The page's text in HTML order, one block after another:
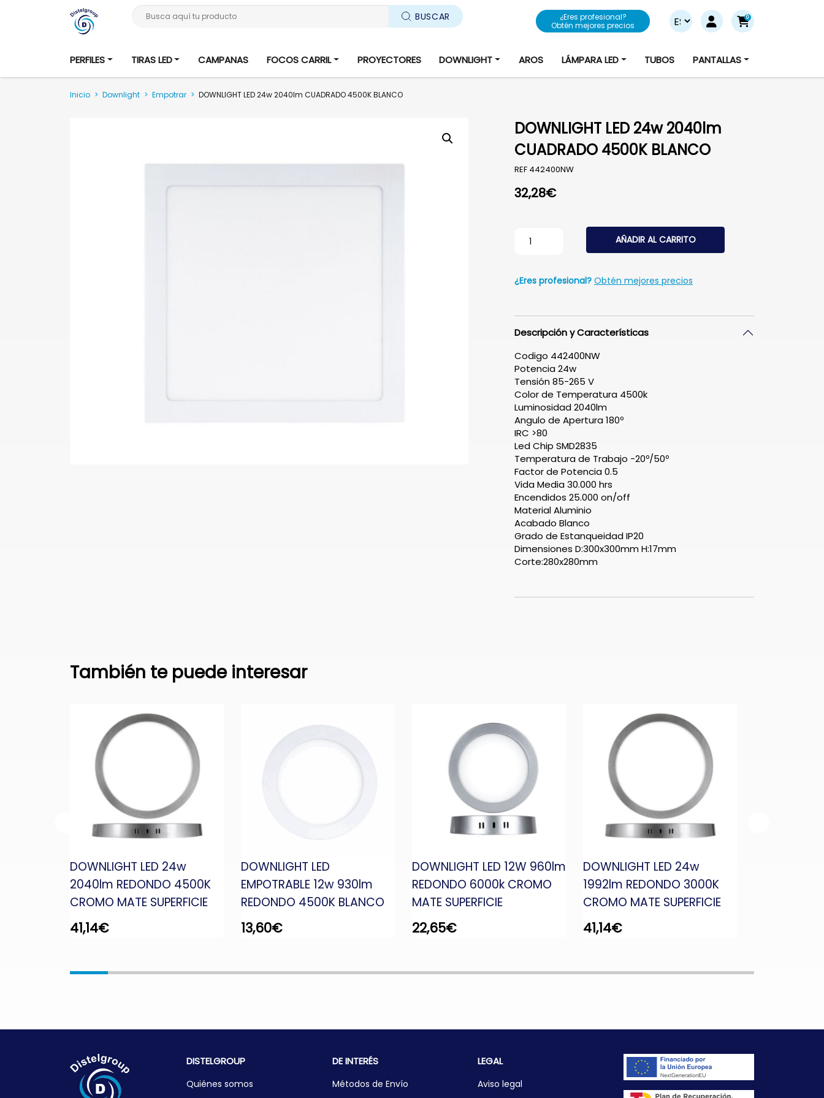
Busca aquí tu producto BUSCAR
¿Eres profesional?
Obtén mejores precios
0
PERFILES TIRAS LED CAMPANAS FOCOS CARRIL PROYECTORES DOWNLIGHT AROS LÁMPARA LED TUBOS PANTALLAS
Inicio > Downlight > Empotrar > DOWNLIGHT LED 24w 2040lm CUADRADO 4500K BLANCO
DOWNLIGHT LED 24w 2040lm
CUADRADO 4500K BLANCO
REF 442400NW
32,28€
DOWNLIGHT LED 24w 2040lm CUADRADO 4500K BLANCO
AÑADIR AL CARRITO
¿Eres profesional? Obtén mejores precios
Descripción y Características
Codigo 442400NW
Potencia 24w
Tensión 85-265 V
Color de Temperatura 4500k
Luminosidad 2040lm
Angulo de Apertura 180º
IRC >80
Led Chip SMD2835
Temperatura de Trabajo -20º/50º
Factor de Potencia 0.5
Vida Media 30.000 hrs
Encendidos 25.000 on/off
Material Aluminio
Acabado Blanco
Grado de Estanqueidad IP20
Dimensiones D:300x300mm H:17mm
Corte:280x280mm
También te puede interesar
DOWNLIGHT LED 24w
2040lm REDONDO 4500K
CROMO MATE SUPERFICIE
41,14€
DOWNLIGHT LED
EMPOTRABLE 12w 930lm
REDONDO 4500K BLANCO
13,60€
DOWNLIGHT LED 12W 960lm
REDONDO 6000k CROMO
MATE SUPERFICIE
22,65€
DOWNLIGHT LED 24w
1992lm REDONDO 3000K
CROMO MATE SUPERFICIE
41,14€
DISTELGROUP
Quiénes somos
DE INTERÉS
Métodos de Envío
LEGAL
Aviso legal